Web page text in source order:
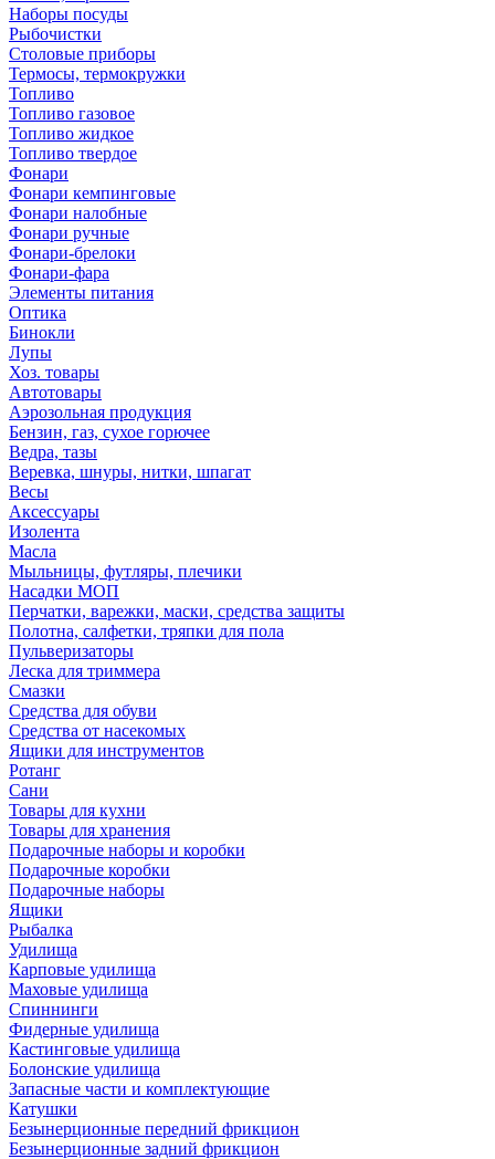
Наборы посуды
Рыбочистки
Столовые приборы
Термосы, термокружки
Топливо
Топливо газовое
Топливо жидкое
Топливо твердое
Фонари
Фонари кемпинговые
Фонари налобные
Фонари ручные
Фонари-брелоки
Фонари-фара
Элементы питания
Оптика
Бинокли
Лупы
Хоз. товары
Автотовары
Аэрозольная продукция
Бензин, газ, сухое горючее
Ведра, тазы
Веревка, шнуры, нитки, шпагат
Весы
Аксессуары
Изолента
Масла
Мыльницы, футляры, плечики
Насадки МОП
Перчатки, варежки, маски, средства защиты
Полотна, салфетки, тряпки для пола
Пульверизаторы
Леска для триммера
Смазки
Средства для обуви
Средства от насекомых
Ящики для инструментов
Ротанг
Сани
Товары для кухни
Товары для хранения
Подарочные наборы и коробки
Подарочные коробки
Подарочные наборы
Ящики
Рыбалка
Удилища
Карповые удилища
Маховые удилища
Спиннинги
Фидерные удилища
Кастинговые удилища
Болонские удилища
Запасные части и комплектующие
Катушки
Безынерционные передний фрикцион
Безынерционные задний фрикцион